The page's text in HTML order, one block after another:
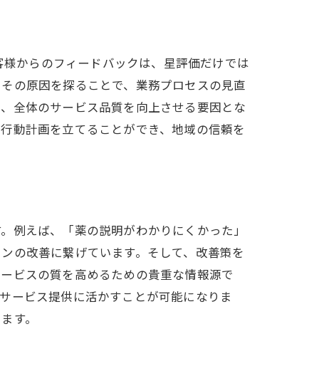
からのフィードバックは、星評価だけでは
の原因を探ることで、業務プロセスの見直
全体のサービス品質を向上させる要因とな
動計画を立てることができ、地域の信頼を
えば、「薬の説明がわかりにくかった」
の改善に繋げています。そして、改善策を
ビスの質を高めるための貴重な情報源で
ービス提供に活かすことが可能になりま
す。